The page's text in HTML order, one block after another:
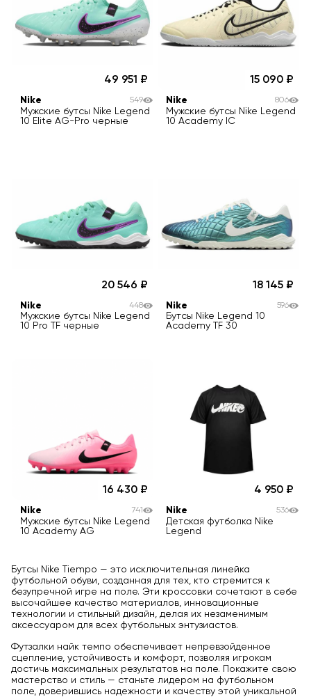
49 951
Nike
Мужские бутсы Nike Legend
10 Elite AG-Pro черные
549
15 090
Nike
Мужские бутсы Nike Legend
10 Academy IC
806
20 546
Nike
Мужские бутсы Nike Legend
10 Pro TF черные
448
18 145
Nike
Бутсы Nike Legend 10
Academy TF 30
596
16 430
Nike
Мужские бутсы Nike Legend
10 Academy AG
741
4 950
Nike
Детская футболка Nike
Legend
536
Бутсы Nike Tiempo — это исключительная линейка
футбольной обуви, созданная для тех, кто стремится к
безупречной игре на поле. Эти кроссовки сочетают в себе
высочайшее качество материалов, инновационные
технологии и стильный дизайн, делая их незаменимым
аксессуаром для всех футбольных энтузиастов.
Футзалки найк темпо обеспечивает непревзойденное
сцепление, устойчивость и комфорт, позволяя игрокам
достичь максимальных результатов на поле. Покажите свою
мастерство и стиль — станьте лидером на футбольном
поле, доверившись надежности и качеству этой уникальной